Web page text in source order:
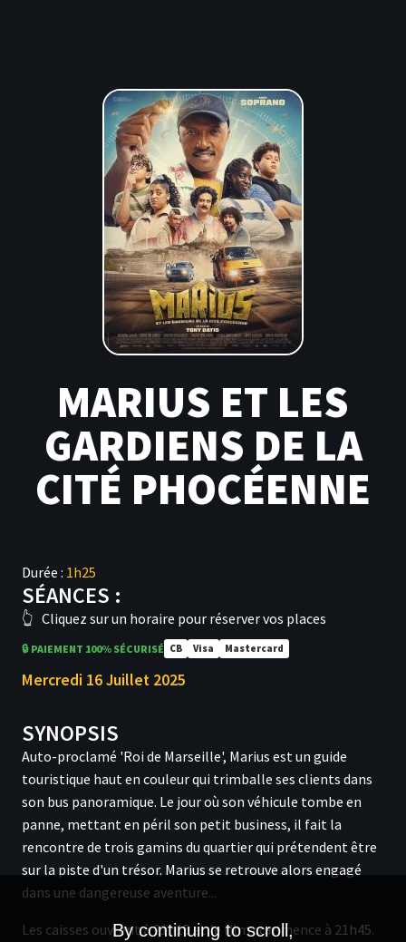
MARIUS ET LES
GARDIENS DE LA
CITÉ PHOCÉENNE
Durée : 1h25
SÉANCES :
👆 Cliquez sur un horaire pour réserver vos places
🔒 PAIEMENT 100% SÉCURISÉ CB Visa Mastercard
Mercredi 16 Juillet 2025
SYNOPSIS
Auto-proclamé 'Roi de Marseille', Marius est un guide
touristique haut en couleur qui trimballe ses clients dans
son bus panoramique. Le jour où son véhicule tombe en
panne, mettant en péril son petit business, il fait la
rencontre de trois gamins du quartier qui prétendent être
sur la piste d'un trésor. Marius se retrouve alors engagé
dans une dangereuse aventure...
Les caisses ouvrent à 21h15 et le film commence à 21h45.
By continuing to scroll,